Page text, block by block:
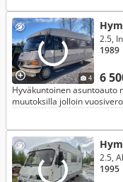
4 6
2.5,
1989
Hyväkuntoinen asuntoauto
muutoksilla jolloin
2.5,
1995